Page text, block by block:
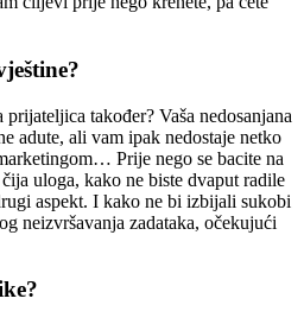
također? Vaša nedosanjana
adute, ali vam ipak nedostaje netko
Prije nego se bacite na
uloga, kako ne biste dvaput radile
aspekt. I kako ne bi izbijali sukobi
neizvršavanja zadataka, očekujući